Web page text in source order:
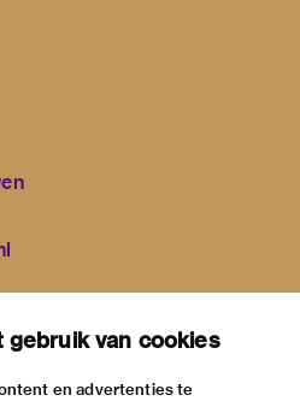
gebruik van cookies
en advertenties te